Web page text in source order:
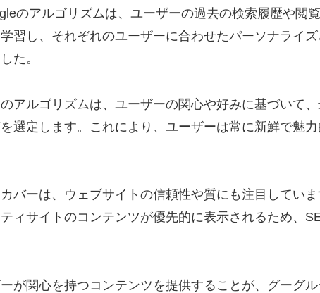
のアルゴリズムは、ユーザーの過去の検索履歴や閲
習し、それぞれのユーザーに合わせたパーソナライ
た。
アルゴリズムは、ユーザーの関心や好みに基づいて
選定します。これにより、ユーザーは常に新鮮で魅
バーは、ウェブサイトの信頼性や質にも注目してい
ィサイトのコンテンツが優先的に表示されるため、
が関心を持つコンテンツを提供することが、グーグ